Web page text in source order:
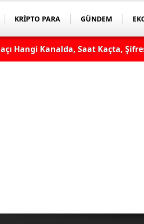
KRİPTO PARA GÜNDEM
Hangi Kanalda, Saat Kaçta,